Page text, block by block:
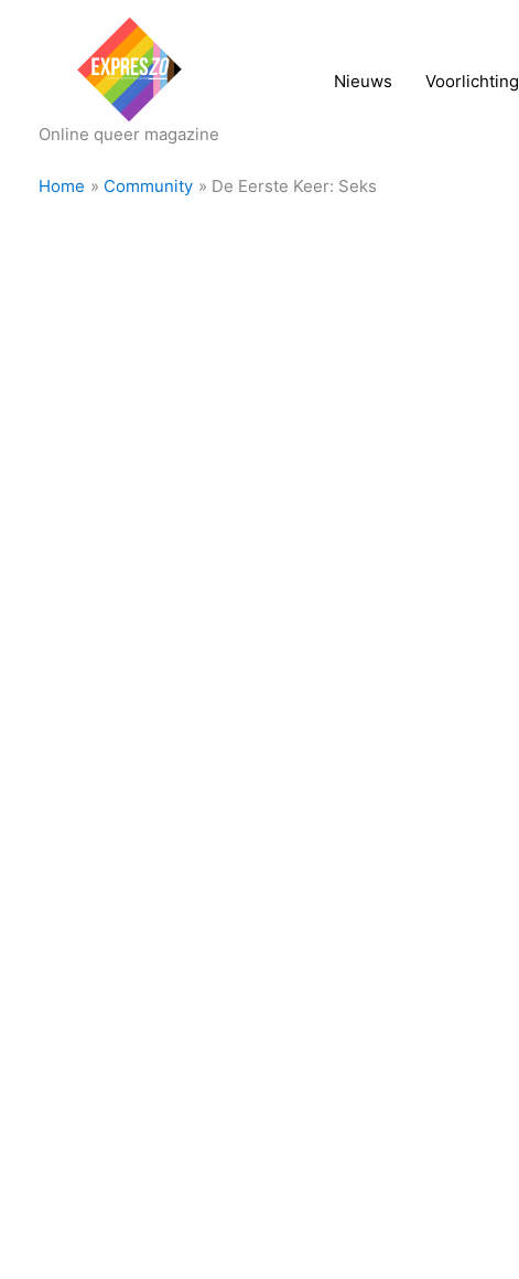
Online queer magazine
Nieuws Voorlichting
Home Community De Eerste Keer: Seks